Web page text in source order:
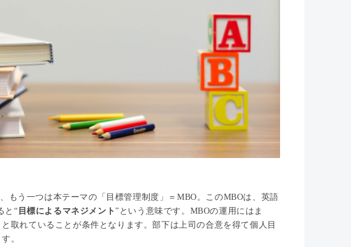
もう一つは本テーマの「目標管理制度」＝MBO。このMBOは、英語
と“ 目標によるマネジメント”という意味です。MBOの運用にはま
取れていることが条件となります。部下は上司の合意を得て個人目
。